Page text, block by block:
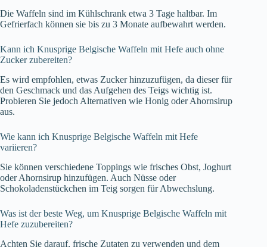
Die Waffeln sind im Kühlschrank etwa 3 Tage haltbar. Im
Gefrierfach können sie bis zu 3 Monate aufbewahrt werden.
Kann ich Knusprige Belgische Waffeln mit Hefe auch ohne
Zucker zubereiten?
Es wird empfohlen, etwas Zucker hinzuzufügen, da dieser für
den Geschmack und das Aufgehen des Teigs wichtig ist.
Probieren Sie jedoch Alternativen wie Honig oder Ahornsirup
aus.
Wie kann ich Knusprige Belgische Waffeln mit Hefe
variieren?
Sie können verschiedene Toppings wie frisches Obst, Joghurt
oder Ahornsirup hinzufügen. Auch Nüsse oder
Schokoladenstückchen im Teig sorgen für Abwechslung.
Was ist der beste Weg, um Knusprige Belgische Waffeln mit
Hefe zuzubereiten?
Achten Sie darauf, frische Zutaten zu verwenden und dem